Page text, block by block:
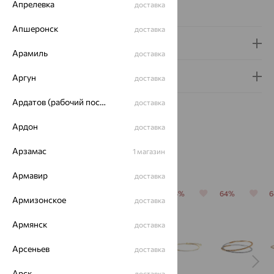
Сертификаты на камни
Гарантия и возврат
Похожие изделия
64% 64%
Апрелевка доставка
Апшеронск доставка
Арамиль доставка
Аргун доставка
Ардатов (рабочий поселок) доставка
Ардон доставка
Арзамас 1 магазин
Армавир доставка
Армизонское доставка
Армянск доставка
Арсеньев доставка